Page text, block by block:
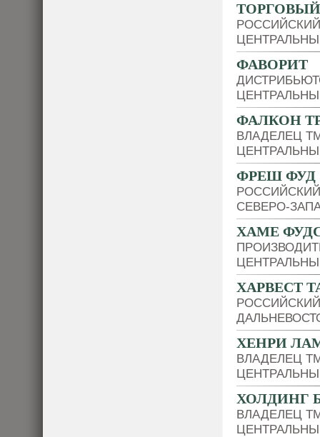
ФАВОРИТ
ФАЛКОН
ВЛАДЕЛЕЦ
ФРЕШ ФУД
СЕВЕРО-
ХАМЕ
ХАРВЕСТ
ХЕНРИ
ВЛАДЕЛЕЦ
ХОЛДИНГ
ВЛАДЕЛЕЦ